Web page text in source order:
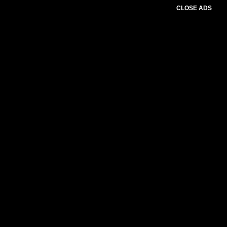
CLOSE ADS